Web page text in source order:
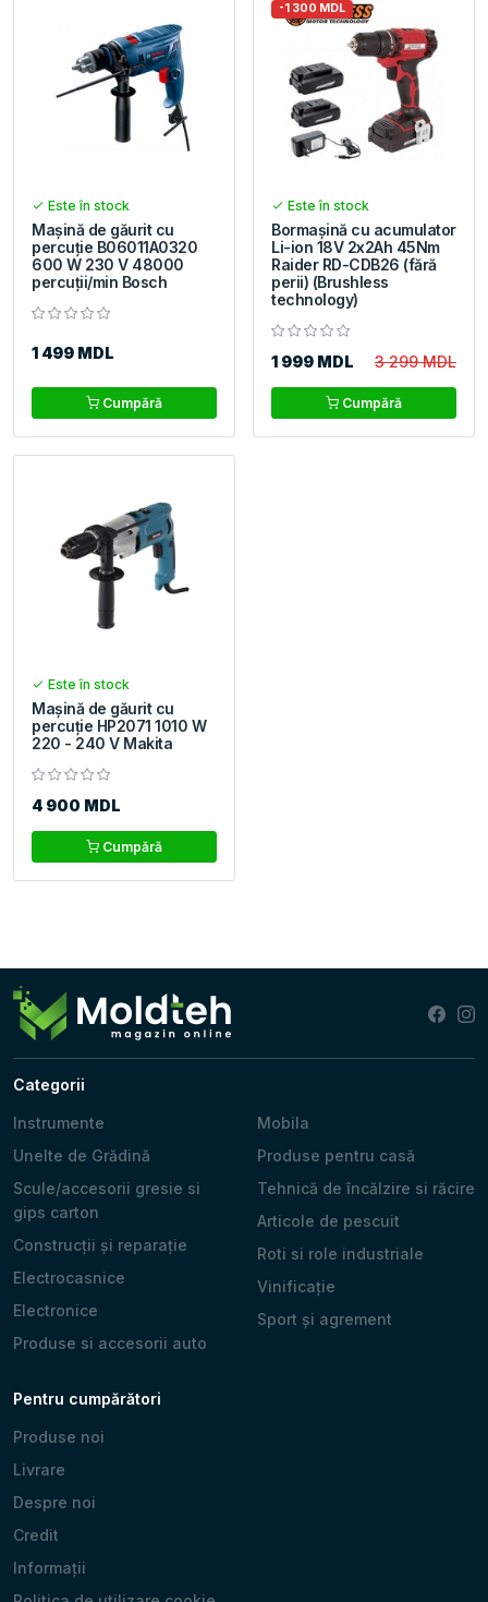
Este în stock
Mașină de găurit cu
percuție B06011A0320
600 W 230 V 48000
percuții/min Bosch
1 499 MDL
Cumpără
-1 300 MDL
Este în stock
Bormașină cu acumulator
Li-ion 18V 2x2Ah 45Nm
Raider RD-CDB26 (fără
perii) (Brushless
technology)
1 999 MDL 3 299 MDL
Cumpără
Este în stock
Mașină de găurit cu
percuție HP2071 1010 W
220 - 240 V Makita
4 900 MDL
Cumpără
Categorii
Instrumente
Unelte de Grădină
Scule/accesorii gresie si
gips carton
Construcții și reparație
Electrocasnice
Electronice
Produse si accesorii auto
Mobila
Produse pentru casă
Tehnică de încălzire si răcire
Articole de pescuit
Roti si role industriale
Vinificație
Sport și agrement
Pentru cumpărători
Produse noi
Livrare
Despre noi
Credit
Informații